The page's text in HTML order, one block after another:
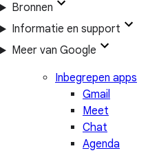
Bronnen
Informatie en support
Meer van Google
Inbegrepen apps
Gmail
Meet
Chat
Agenda